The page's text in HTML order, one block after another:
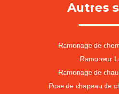
Autres
Ramonage de
Ramoneur
Ramonage de
Pose de chapeau de